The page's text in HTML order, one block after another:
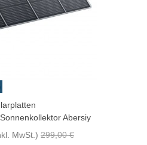
Abersiy
MwSt.) 299,00 €